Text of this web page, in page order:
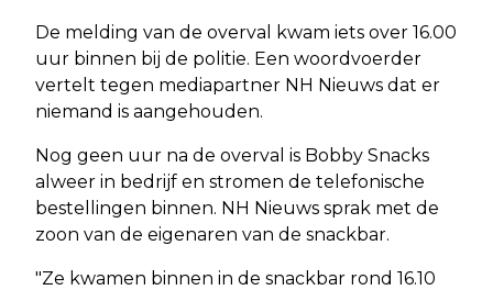
De melding van de overval kwam iets over 16.00
uur binnen bij de politie. Een woordvoerder
vertelt tegen mediapartner NH Nieuws dat er
niemand is aangehouden.
Nog geen uur na de overval is Bobby Snacks
alweer in bedrijf en stromen de telefonische
bestellingen binnen. NH Nieuws sprak met de
zoon van de eigenaren van de snackbar.
"Ze kwamen binnen in de snackbar rond 16.10